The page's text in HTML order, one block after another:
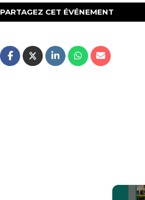
PARTAGEZ CET ÉVÉNEMENT